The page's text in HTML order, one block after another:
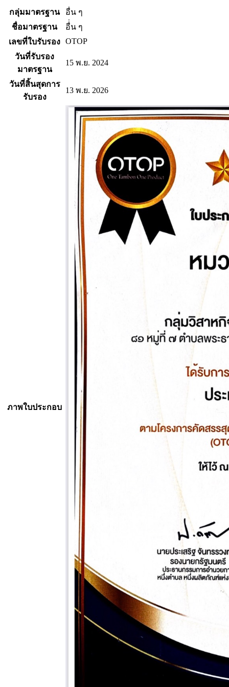
กลุ่มมาตรฐาน
อื่น ๆ
ชื่อมาตรฐาน
อื่่น ๆ
เลขที่ใบรับรอง OTOP
วันที่รับรอง
มาตรฐาน
15 พ.ย. 2024
วันที่สิ้นสุดการ
รับรอง
13 พ.ย. 2026
ภาพใบประกอบ